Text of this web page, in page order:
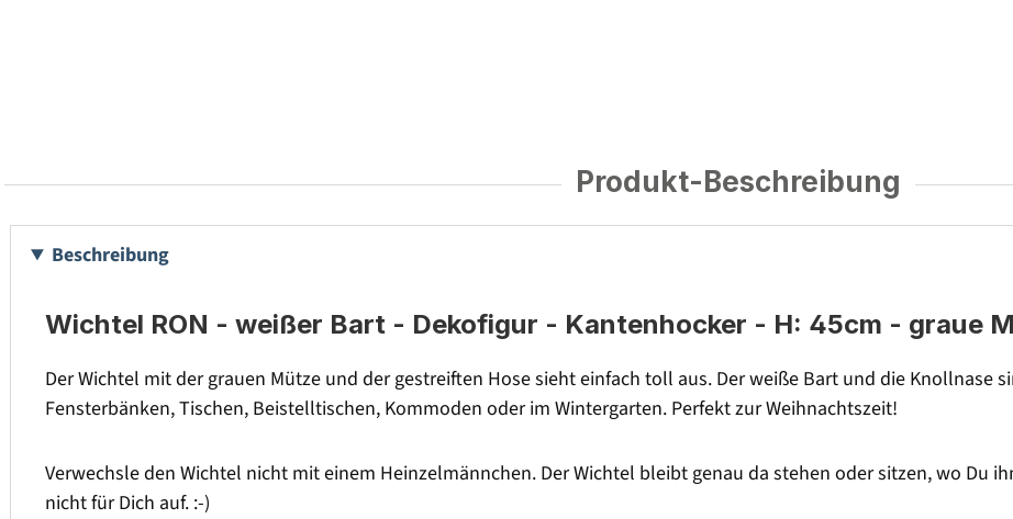
Produkt-Beschreibung
Beschreibung
Wichtel RON - weißer Bart - Dekofigur - Kantenhocker - H: 45cm - graue
Der Wichtel mit der grauen Mütze und der gestreiften Hose sieht einfach toll aus. Der weiße Bart und die Knollnase
Fensterbänken, Tischen, Beistelltischen, Kommoden oder im Wintergarten. Perfekt zur Weihnachtszeit!
Verwechsle den Wichtel nicht mit einem Heinzelmännchen. Der Wichtel bleibt genau da stehen oder sitzen, wo Du
nicht für Dich auf. :-)